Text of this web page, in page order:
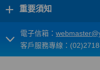
+ 重要須知
電子信箱：
客戶服務專線：